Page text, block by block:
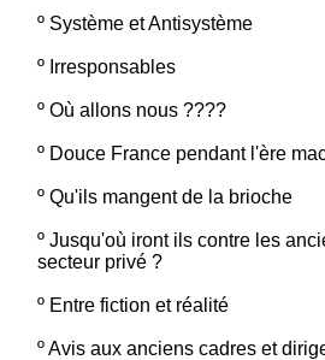
º Système et Antisystème
º Irresponsables
º Où allons nous ????
º Douce France pendant l'ère
º Qu'ils mangent de la brioche
º Jusqu'où iront ils contre les
secteur privé ?
º Entre fiction et réalité
ºAvis aux anciens cadres et